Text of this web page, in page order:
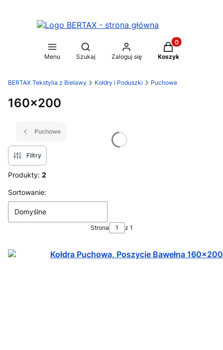
Menu
Otwórz wyszukiwarkę
Szukaj Zaloguj się
Produkty w
Koszyk
BERTAX Tekstylia z Bielawy Kołdry i Poduszki Puchowe
160x200
Puchowe
Filtry
Produkty: 2
Lista produktów
Sortowanie:
Domyślne
Strona z 1